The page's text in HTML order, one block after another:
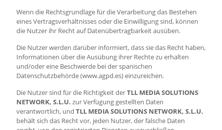
Wenn die Rechtsgrundlage für die Verarbeitung das Bestehen
eines Vertragsverhältnisses oder die Einwilligung sind, können
die Nutzer ihr Recht auf Datenübertragbarkeit ausüben.
Die Nutzer werden darüber informiert, dass sie das Recht haben,
Informationen über die Ausübung ihrer Rechte zu erhalten
und/oder eine Beschwerde bei der spanischen
Datenschutzbehörde (www.agpd.es) einzureichen.
Die Nutzer sind für die Richtigkeit derTLL MEDIA SOLUTIONS
NETWORK, S.L.U. zur Verfügung gestellten Daten
verantwortlich, und TLL MEDIA SOLUTIONS NETWORK, S.L.U.
behält sich das Recht vor, jeden Nutzer, der falsche Daten